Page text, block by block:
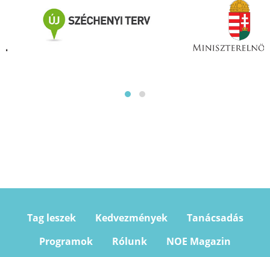
Tag leszek Kedvezmények
Tanácsadás
Programok
Rólunk
NOE Magazin